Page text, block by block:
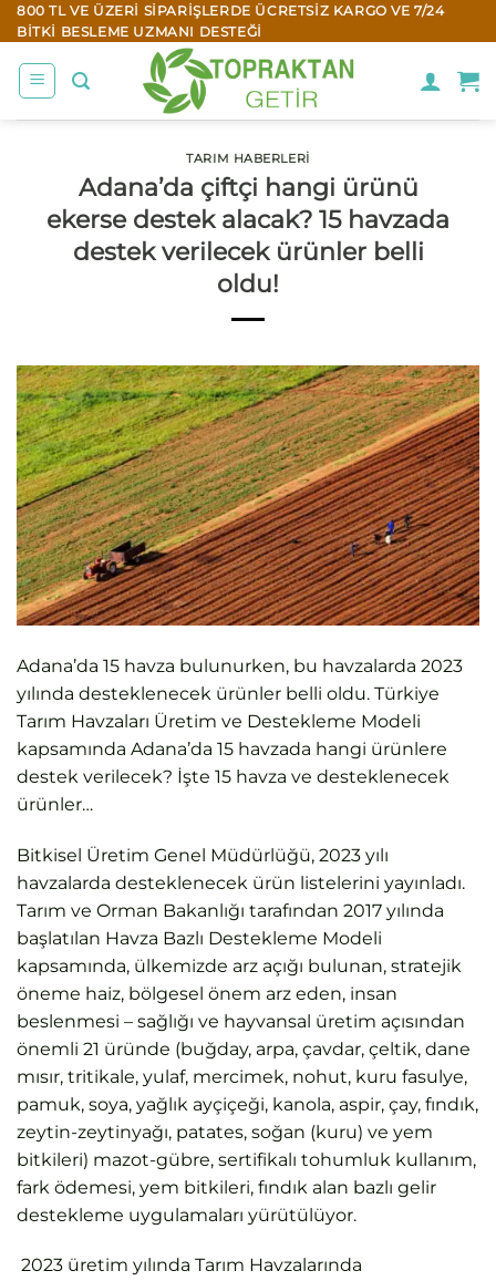
İçeriğe
atla
800 TL VE ÜZERI SIPARIŞLERDE ÜCRETSIZ KARGO VE 7/24
BITKI BESLEME UZMANI DESTEĞI
TARIM HABERLERI
Adana’da çiftçi hangi ürünü
ekerse destek alacak? 15 havzada
destek verilecek ürünler belli
oldu!
Adana’da 15 havza bulunurken, bu havzalarda 2023
yılında desteklenecek ürünler belli oldu. Türkiye
Tarım Havzaları Üretim ve Destekleme Modeli
kapsamında Adana’da 15 havzada hangi ürünlere
destek verilecek? İşte 15 havza ve desteklenecek
ürünler…
Bitkisel Üretim Genel Müdürlüğü, 2023 yılı
havzalarda desteklenecek ürün listelerini yayınladı.
Tarım ve Orman Bakanlığı tarafından 2017 yılında
başlatılan Havza Bazlı Destekleme Modeli
kapsamında, ülkemizde arz açığı bulunan, stratejik
öneme haiz, bölgesel önem arz eden, insan
beslenmesi – sağlığı ve hayvansal üretim açısından
önemli 21 üründe (buğday, arpa, çavdar, çeltik, dane
mısır, tritikale, yulaf, mercimek, nohut, kuru fasulye,
pamuk, soya, yağlık ayçiçeği, kanola, aspir, çay, fındık,
zeytin-zeytinyağı, patates, soğan (kuru) ve yem
bitkileri) mazot-gübre, sertifikalı tohumluk kullanım,
fark ödemesi, yem bitkileri, fındık alan bazlı gelir
destekleme uygulamaları yürütülüyor.
2023 üretim yılında Tarım Havzalarında